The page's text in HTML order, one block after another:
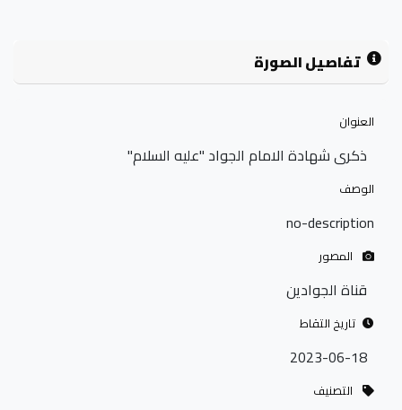
تفاصيل الصورة
العنوان
ذكرى شهادة الامام الجواد "عليه السلام"
الوصف
no-description
المصور
قناة الجوادين
تاريخ التقاط
2023-06-18
التصنيف